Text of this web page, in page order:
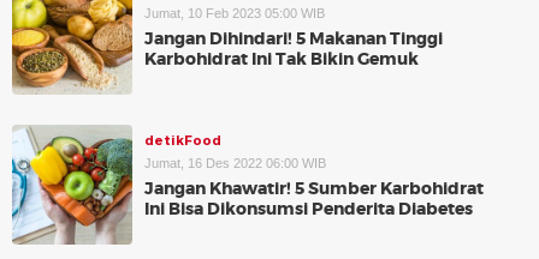
Jumat, 10 Feb 2023 05:00 WIB
Jangan Dihindari! 5 Makanan Tinggi
Karbohidrat Ini Tak Bikin Gemuk
detikFood
Jumat, 16 Des 2022 06:00 WIB
Jangan Khawatir! 5 Sumber Karbohidrat
Ini Bisa Dikonsumsi Penderita Diabetes